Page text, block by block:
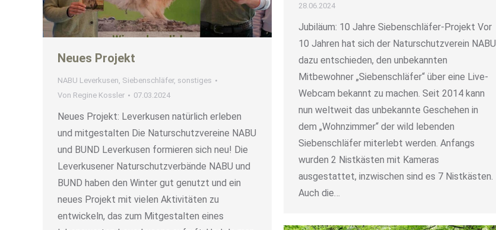
28.06.2024
Jubiläum: 10 Jahre Siebenschläfer-Projekt Vor
10 Jahren hat sich der Naturschutzverein NABU
dazu entschieden, den unbekannten
Mitbewohner „Siebenschläfer“ über eine Live-
Webcam bekannt zu machen. Seit 2014 kann
nun weltweit das unbekannte Geschehen in
dem „Wohnzimmer“ der wild lebenden
Siebenschläfer miterlebt werden. Anfangs
wurden 2 Nistkästen mit Kameras
ausgestattet, inzwischen sind es 7 Nistkästen.
Auch die…
Neues Projekt
NABU Leverkusen, Siebenschläfer, sonstiges
Von Regine Kossler 07.03.2024
Neues Projekt: Leverkusen natürlich erleben
und mitgestalten Die Naturschutzvereine NABU
und BUND Leverkusen formieren sich neu! Die
Leverkusener Naturschutzverbände NABU und
BUND haben den Winter gut genutzt und ein
neues Projekt mit vielen Aktivitäten zu
entwickeln, das zum Mitgestalten eines